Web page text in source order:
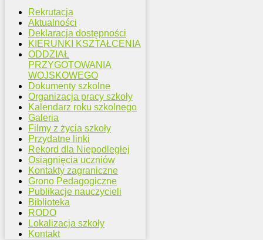
Rekrutacja
Aktualności
Deklaracja dostępności
KIERUNKI KSZTAŁCENIA
ODDZIAŁ
PRZYGOTOWANIA
WOJSKOWEGO
Dokumenty szkolne
Organizacja pracy szkoły
Kalendarz roku szkolnego
Galeria
Filmy z życia szkoły
Przydatne linki
Rekord dla Niepodległej
Osiągnięcia uczniów
Kontakty zagraniczne
Grono Pedagogiczne
Publikacje nauczycieli
Biblioteka
RODO
Lokalizacja szkoły
Kontakt